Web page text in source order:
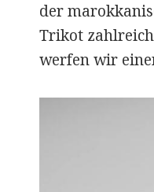
der
Trikot
werfen wir